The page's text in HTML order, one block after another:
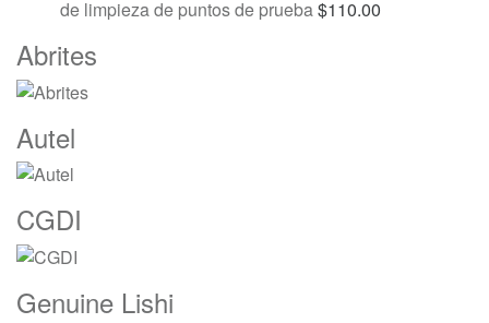
de limpieza de puntos de prueba$110.00
Marcas
De
Carrusel
Abrites
Autel
CGDI
Genuine Lishi